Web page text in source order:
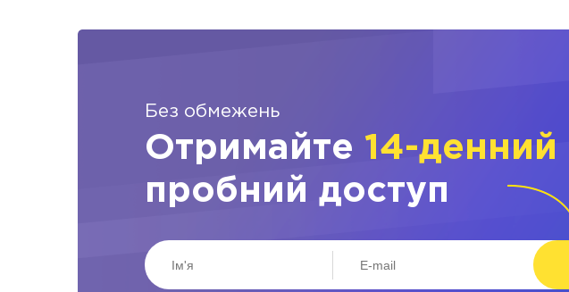
Без обмежень
Отримайте 14-денний
пробний доступ